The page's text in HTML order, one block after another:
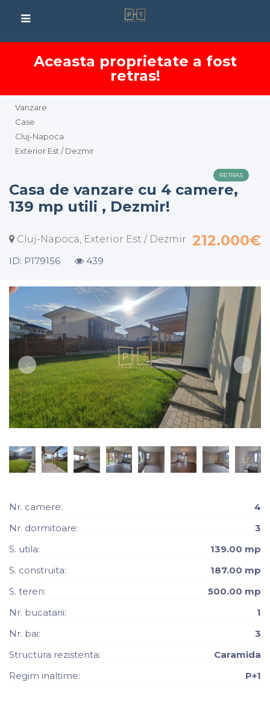
Aceasta proprietate a fost
retras!
Vanzare
Case
Cluj-Napoca
Exterior Est / Dezmir
RETRAS
Casa de vanzare cu 4 camere,
139 mp utili , Dezmir!
Cluj-Napoca, Exterior Est / Dezmir 212.000€
ID: P179156 439
Nr. camere:
4
Nr. dormitoare:
3
S. utila:
139.00 mp
S. construita:
187.00 mp
S. teren:
500.00 mp
Nr. bucatarii:
1
Nr. bai:
3
Structura rezistenta:
Caramida
Regim inaltime:
P+1